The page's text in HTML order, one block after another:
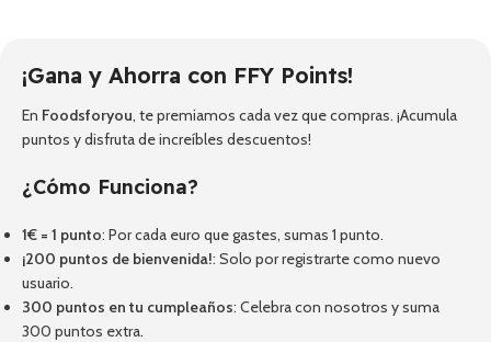
¡Gana y Ahorra con FFY Points!
En Foodsforyou, te premiamos cada vez que compras. ¡Acumula
puntos y disfruta de increíbles descuentos!
¿Cómo Funciona?
1€ = 1 punto: Por cada euro que gastes, sumas 1 punto.
¡200 puntos de bienvenida!: Solo por registrarte como nuevo
usuario.
300 puntos en tu cumpleaños: Celebra con nosotros y suma
300 puntos extra.